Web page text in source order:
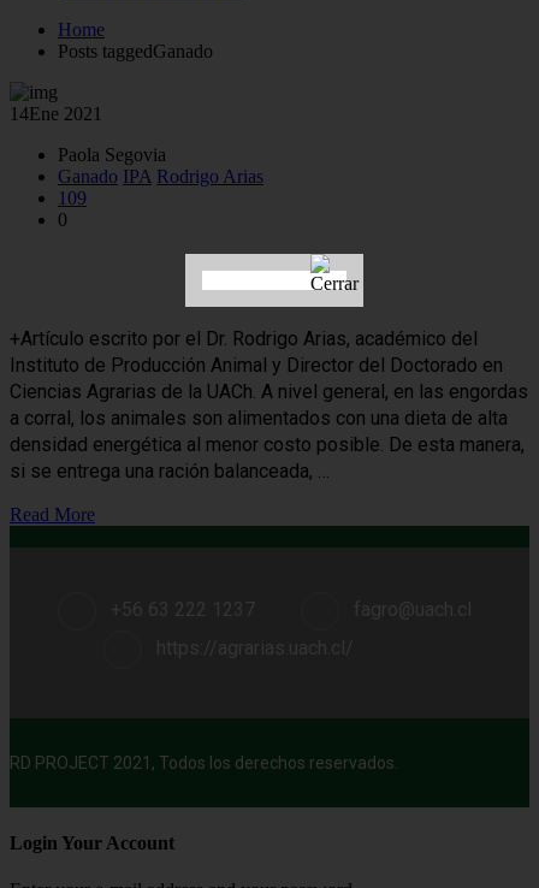
Home
Posts taggedGanado
14Ene 2021
Paola Segovia
Ganado IPA Rodrigo Arias
109
0
Claves para determinar el momento ideal para faenar al ganado de
+Artículo escrito por el Dr. Rodrigo Arias, académico del
Instituto de Producción Animal y Director del Doctorado en
Ciencias Agrarias de la UACh. A nivel general, en las engordas
a corral, los animales son alimentados con una dieta de alta
densidad energética al menor costo posible. De esta manera,
si se entrega una ración balanceada, …
Read More
RD PROJECT 2021, Todos los derechos reservados.
Login Your Account